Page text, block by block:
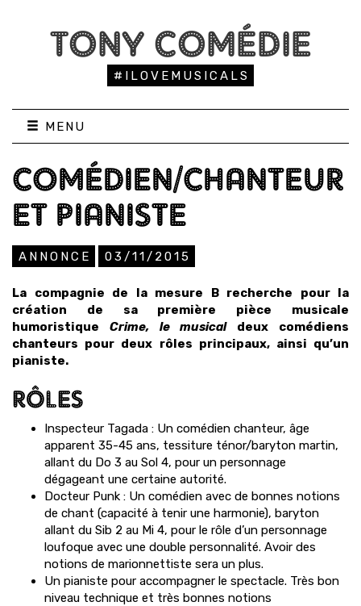
TONY COMÉDIE
#ILOVEMUSICALS
MENU
COMÉDIEN/CHANTEUR
ET PIANISTE
ANNONCE 03/11/2015
La compagnie de la mesure B recherche pour la
création de sa première pièce musicale
humoristique Crime, le musicaldeux comédiens
chanteurs pour deux rôles principaux, ainsi qu’un
pianiste.
RÔLES
Inspecteur Tagada : Un comédien chanteur, âge
apparent 35-45 ans, tessiture ténor/baryton martin,
allant du Do 3 au Sol 4, pour un personnage
dégageant une certaine autorité.
Docteur Punk : Un comédien avec de bonnes notions
de chant (capacité à tenir une harmonie), baryton
allant du Sib 2 au Mi 4, pour le rôle d’un personnage
loufoque avec une double personnalité. Avoir des
notions de marionnettiste sera un plus.
Un pianiste pour accompagner le spectacle. Très bon
niveau technique et très bonnes notions